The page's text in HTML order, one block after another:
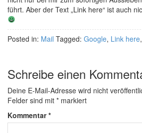
führt. Aber der Text „Link here“ ist auch
Posted in: Mail Tagged: Google, Link here,
Schreibe einen
Deine E-Mail-Adresse wird nicht
Felder sind mit * markiert
Kommentar*